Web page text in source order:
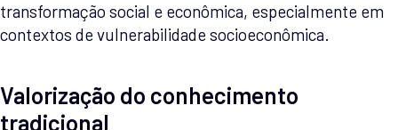
transformação social e econômica, especialmente em
contextos de vulnerabilidade socioeconômica.
Valorização do conhecimento
tradicional